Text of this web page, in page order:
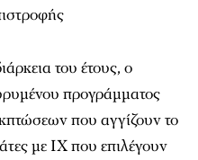
του έτους, ο
προγράμματος
που αγγίζουν το
με ΙΧ που επιλέγουν